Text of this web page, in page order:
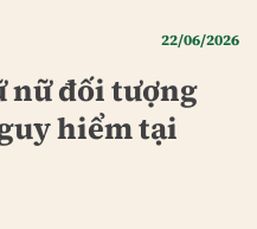
22/06/2026
nữ đối tượng
hiểm tại